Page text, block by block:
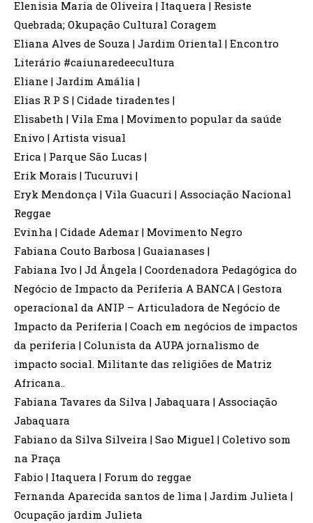
Elenisia Maria de Oliveira | Itaquera | Resiste
Quebrada; Okupação Cultural Coragem
Eliana Alves de Souza | Jardim Oriental | Encontro
Literário #caiunaredeecultura
Eliane | Jardim Amália |
Elias R P S | Cidade tiradentes |
Elisabeth | Vila Ema | Movimento popular da saúde
Enivo | Artista visual
Erica | Parque São Lucas |
Erik Morais | Tucuruvi |
Eryk Mendonça | Vila Guacuri | Associação Nacional
Reggae
Evinha | Cidade Ademar | Movimento Negro
Fabiana Couto Barbosa | Guaianases |
Fabiana Ivo | Jd Ângela | Coordenadora Pedagógica do
Negócio de Impacto da Periferia A BANCA | Gestora
operacional da ANIP – Articuladora de Negócio de
Impacto da Periferia | Coach em negócios de impactos
da periferia | Colunista da AUPA jornalismo de
impacto social. Militante das religiões de Matriz
Africana..
Fabiana Tavares da Silva | Jabaquara | Associação
Jabaquara
Fabiano da Silva Silveira | Sao Miguel | Coletivo som
na Praça
Fabio | Itaquera | Forum do reggae
Fernanda Aparecida santos de lima | Jardim Julieta |
Ocupação jardim Julieta